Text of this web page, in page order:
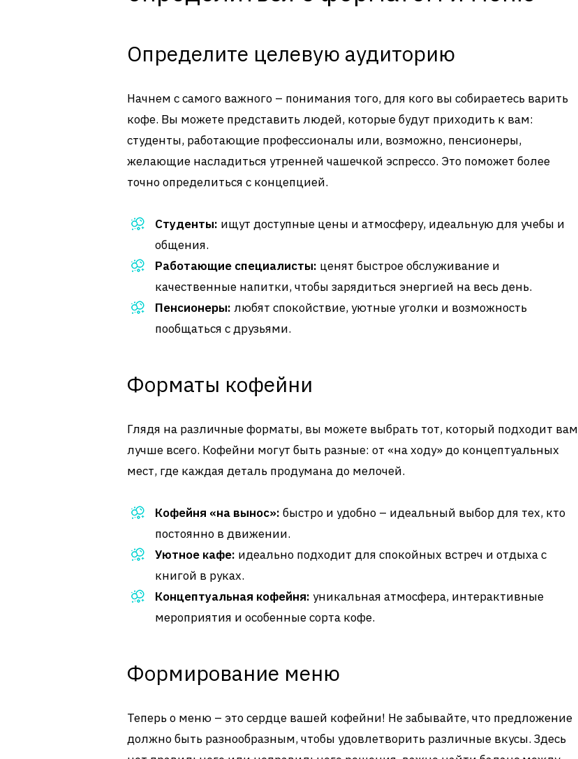
Определите целевую аудиторию
Начнем с самого важного – понимания того, для кого вы собираетесь варить
кофе. Вы можете представить людей, которые будут приходить к вам:
студенты, работающие профессионалы или, возможно, пенсионеры,
желающие насладиться утренней чашечкой эспрессо. Это поможет более
точно определиться с концепцией.
Студенты: ищут доступные цены и атмосферу, идеальную для учебы и
общения.
Работающие специалисты: ценят быстрое обслуживание и
качественные напитки, чтобы зарядиться энергией на весь день.
Пенсионеры: любят спокойствие, уютные уголки и возможность
пообщаться с друзьями.
Форматы кофейни
Глядя на различные форматы, вы можете выбрать тот, который подходит вам
лучше всего. Кофейни могут быть разные: от «на ходу» до концептуальных
мест, где каждая деталь продумана до мелочей.
Кофейня «на вынос»: быстро и удобно – идеальный выбор для тех, кто
постоянно в движении.
Уютное кафе: идеально подходит для спокойных встреч и отдыха с
книгой в руках.
Концептуальная кофейня: уникальная атмосфера, интерактивные
мероприятия и особенные сорта кофе.
Формирование меню
Теперь о меню – это сердце вашей кофейни! Не забывайте, что предложение
должно быть разнообразным, чтобы удовлетворить различные вкусы. Здесь